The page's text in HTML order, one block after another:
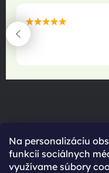
Na personalizáciu
funkcií sociálnych
využívame súbory
maximální
22.06.2025